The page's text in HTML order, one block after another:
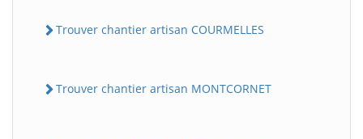
Trouver chantier artisan COURMELLES
Trouver chantier artisan MONTCORNET